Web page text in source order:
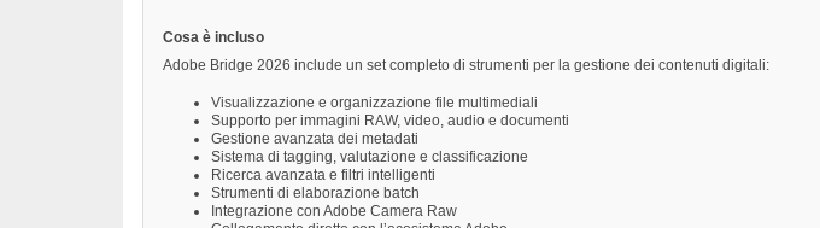
Cosa è incluso
Adobe Bridge 2026 include un set completo di strumenti per la gestione dei contenuti digitali:
Visualizzazione e organizzazione file multimediali
Supporto per immagini RAW, video, audio e documenti
Gestione avanzata dei metadati
Sistema di tagging, valutazione e classificazione
Ricerca avanzata e filtri intelligenti
Strumenti di elaborazione batch
Integrazione con Adobe Camera Raw